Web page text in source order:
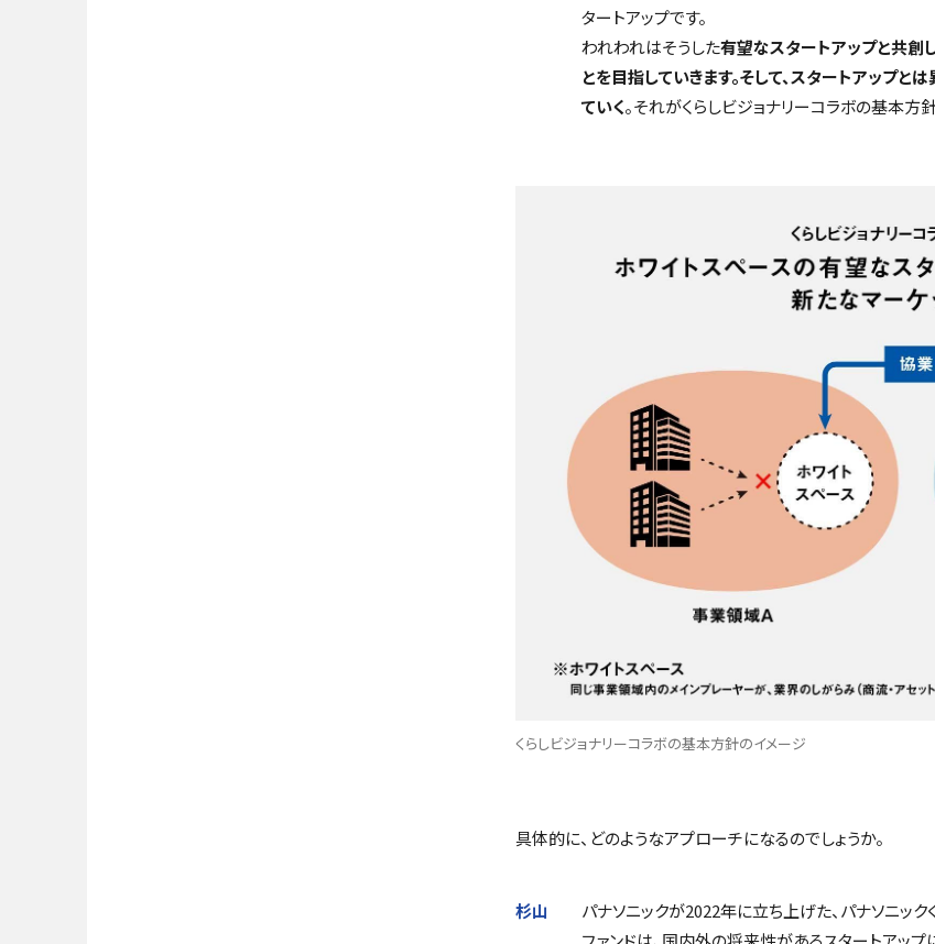
タートアップです。
われわれはそうした有望なスタートアップと共創
とを目指していきます。そして、スタートアップ
ていく。それがくらしビジョナリーコラボの基本方
くらしビジョナリーコラボの基本方針のイメージ
――具体的に、どのようなアプローチになるのでしょうか。
杉山
パナソニックが2022年に立ち上げた、パナソニッ